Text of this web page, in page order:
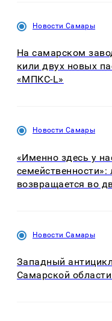
Новости Самары
На самарском
кили двух новых
«МПКС-L»
Новости Самары
«Именно здесь у
возвращается во
Новости Самары
Западный
Самарской